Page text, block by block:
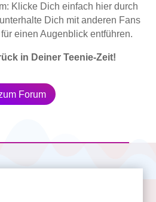
Klicke Dich einfach hier durch
Dich mit anderen Fans
einen Augenblick entführen.
in Deiner Teenie-Zeit!
Forum